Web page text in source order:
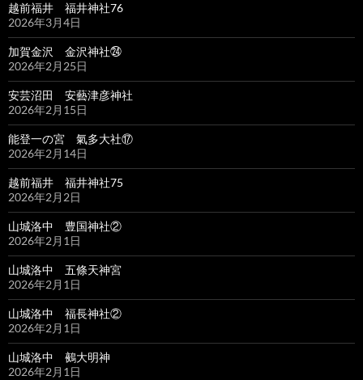
越前福井 福井神社76
2026年3月4日
加賀金沢 金沢神社㉔
2026年2月25日
安芸沼田 安藝津彦神社
2026年2月15日
能登一の宮 氣多大社⑰
2026年2月14日
越前福井 福井神社75
2026年2月2日
山城洛中 豊国神社②
2026年2月1日
山城洛中 五條天神宮
2026年2月1日
山城洛中 福長神社②
2026年2月1日
山城洛中 鵺大明神
2026年2月1日